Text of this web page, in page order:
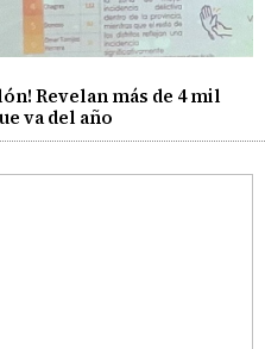
Revelan más de 4 mil
va del año